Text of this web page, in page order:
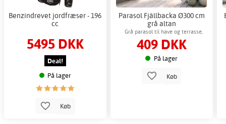
Benzindrevet jordfræser - 196
cc
5495 DKK
Deal!
På lager
Køb
Parasol Fjällbacka Ø300 cm
grå altan
Grå parasol til have og terrasse,
fodsepareret
409 DKK
På lager
Køb